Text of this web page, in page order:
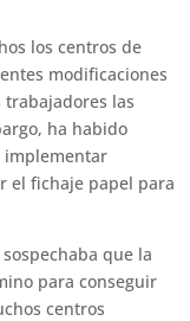
los centros de
modificaciones
las
ha habido
implementar
el fichaje papel para
que la
para conseguir
centros